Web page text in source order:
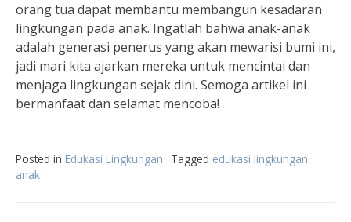
orang tua dapat membantu membangun kesadaran
lingkungan pada anak. Ingatlah bahwa anak-anak
adalah generasi penerus yang akan mewarisi bumi ini,
jadi mari kita ajarkan mereka untuk mencintai dan
menjaga lingkungan sejak dini. Semoga artikel ini
bermanfaat dan selamat mencoba!
Posted in Edukasi Lingkungan Tagged edukasi lingkungan
anak